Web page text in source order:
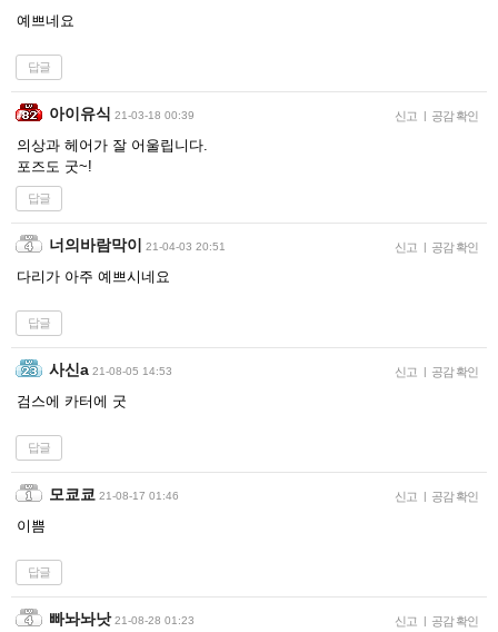
예쁘네요
답글
아이유식 21-03-18 00:39 신고 | 공감 확인
의상과 헤어가 잘 어울립니다.
포즈도 굿~!
답글
너의바람막이 21-04-03 20:51 신고 | 공감 확인
다리가 아주 예쁘시네요
답글
사신a 21-08-05 14:53 신고 | 공감 확인
검스에 카터에 굿
답글
모쿄쿄 21-08-17 01:46 신고 | 공감 확인
이쁨
답글
빠놔놔낫 21-08-28 01:23 신고 | 공감 확인